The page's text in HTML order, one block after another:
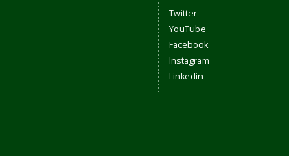
Twitter
YouTube
Facebook
Instagram
Linkedin